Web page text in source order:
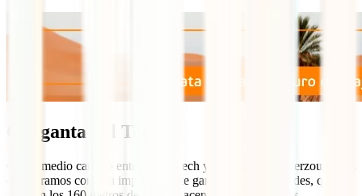
Garganta del Todra
Casi a medio camino entre Marrakech y el desierto de Merzouga nos
encontramos con una impresionante garganta cuyas paredes, que